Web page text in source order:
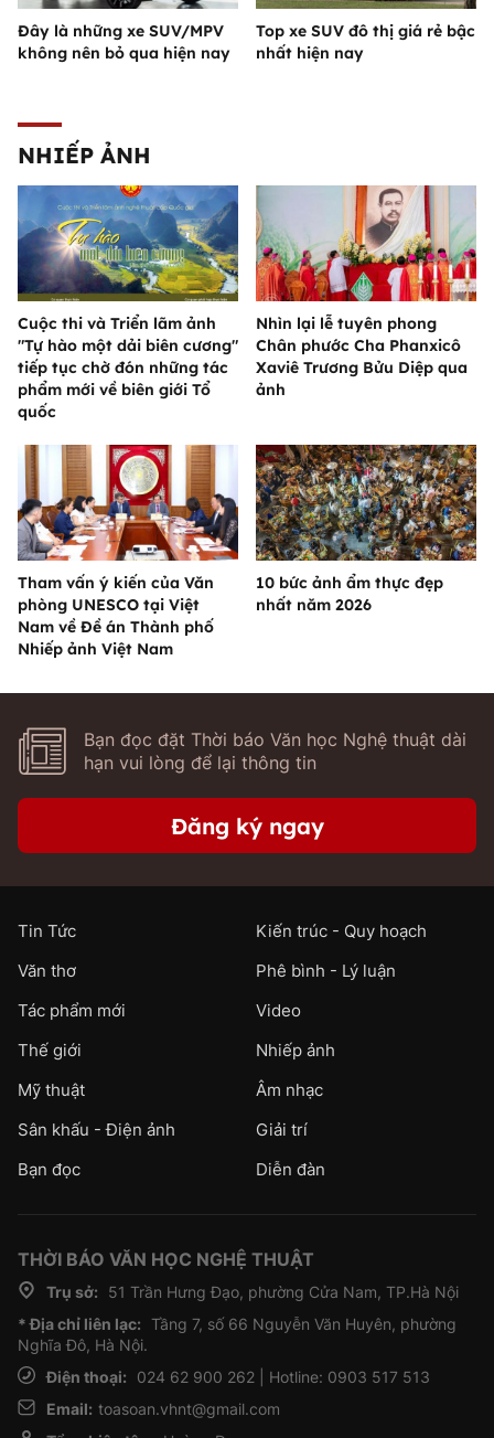
Đây là những xe SUV/MPV
không nên bỏ qua hiện nay
Top xe SUV đô thị giá rẻ bậc
nhất hiện nay
NHIẾP ẢNH
Cuộc thi và Triển lãm ảnh
"Tự hào một dải biên cương"
tiếp tục chờ đón những tác
phẩm mới về biên giới Tổ
quốc
Nhìn lại lễ tuyên phong
Chân phước Cha Phanxicô
Xaviê Trương Bửu Diệp qua
ảnh
Tham vấn ý kiến của Văn
phòng UNESCO tại Việt
Nam về Đề án Thành phố
Nhiếp ảnh Việt Nam
10 bức ảnh ẩm thực đẹp
nhất năm 2026
Bạn đọc đặt Thời báo Văn học Nghệ thuật dài
hạn vui lòng để lại thông tin
Đăng ký ngay
Tin Tức
Kiến trúc - Quy hoạch
Văn thơ
Phê bình - Lý luận
Tác phẩm mới
Video
Thế giới
Nhiếp ảnh
Mỹ thuật
Âm nhạc
Sân khấu - Điện ảnh
Giải trí
Bạn đọc
Diễn đàn
THỜI BÁO VĂN HỌC NGHỆ THUẬT
Trụ sở:
51 Trần Hưng Đạo, phường Cửa Nam, TP.Hà Nội
* Địa chỉ liên lạc: Tầng 7, số 66 Nguyễn Văn Huyên, phường
Nghĩa Đô, Hà Nội.
Điện thoại:
024 62 900 262 | Hotline: 0903 517 513
Email: toasoan.vhnt@gmail.com